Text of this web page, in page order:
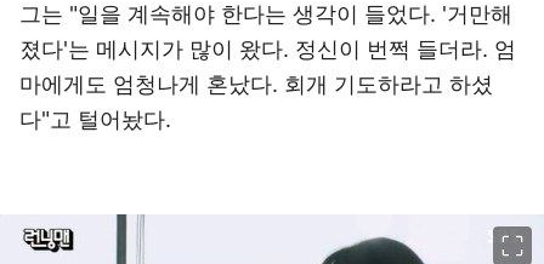
그는 "일을 계속해야 한다는 생각이 들었다. '거만해
졌다'는 메시지가 많이 왔다. 정신이 번쩍 들더라. 엄
마에게도 엄청나게 혼났다. 회개 기도하라고 하셨
다"고 털어놨다.